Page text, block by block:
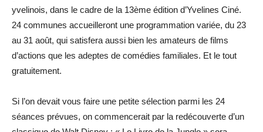
yvelinois, dans le cadre de la 13ème édition d’Yvelines Ciné.
24 communes accueilleront une programmation variée, du 23
au 31 août, qui satisfera aussi bien les amateurs de films
d’actions que les adeptes de comédies familiales. Et le tout
gratuitement.
Si l’on devait vous faire une petite sélection parmi les 24
séances prévues, on commencerait par la redécouverte d’un